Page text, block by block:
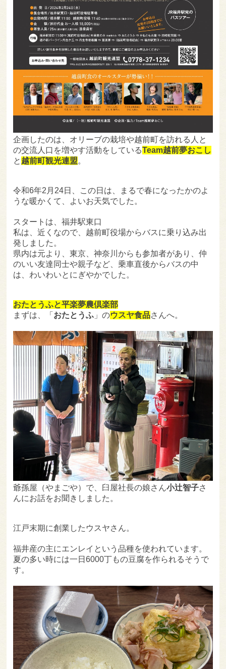
企画したのは、オリーブの栽培や越前町を訪れる人と
の交流人口を増やす活動をしているTeam越前夢おこし
と 越前町観光連盟。
令和6年2月24日、この日は、まるで春になったかのよ
うな暖かくて、よいお天気でした。
スタートは、福井駅東口
私は、近くなので、越前町役場からバスに乗り込み出
発しました。
県内は元より、東京、神奈川からも参加者があり、仲
のいい友達同士や親子など、乗車直後からバスの中
は、わいわいとにぎやかでした。
おたとうふと平楽夢農倶楽部
まずは、「 おたとうふ 」のウスヤ食品さんへ。
爺孫屋（やまごや）で、臼屋社長の娘さん小辻智子さ
んにお話をお聞きしました。
江戸末期に創業したウスヤさん。
福井産の主にエンレイという品種を使われています。
夏の多い時には一日6000丁もの豆腐を作られるそうで
す。